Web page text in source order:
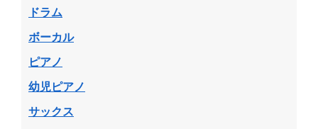
ドラム
ボーカル
ピアノ
幼児ピアノ
サックス